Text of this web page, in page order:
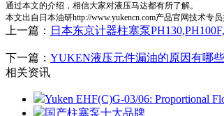
通过本文的介绍，相信大家对液压马达都有所了解。
本文出自日本油研http://www.yukencn.com产品官网技术专
上一篇： 日本东京计器柱塞泵
下一篇： YUKEN液压元件漏油的原因有哪
相关资讯
Yuken EHF(C)G-03/06: Proportional
国产柱塞泵十大品牌